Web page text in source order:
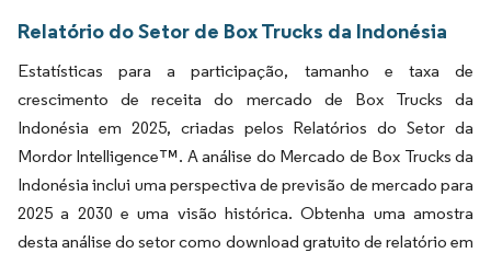
Relatório do Setor de Box Trucks da Indonésia
Estatísticas para a participação, tamanho e taxa de
crescimento de receita do mercado de Box Trucks da
Indonésia em 2025, criadas pelos Relatórios do Setor da
Mordor Intelligence™. A análise do Mercado de Box Trucks da
Indonésia inclui uma perspectiva de previsão de mercado para
2025 a 2030 e uma visão histórica. Obtenha uma amostra
desta análise do setor como download gratuito de relatório em